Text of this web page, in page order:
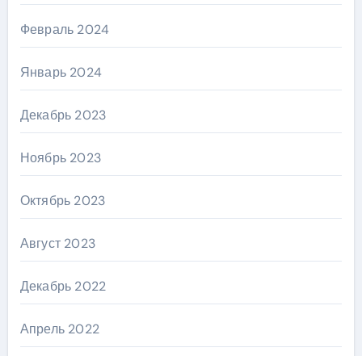
Февраль 2024
Январь 2024
Декабрь 2023
Ноябрь 2023
Октябрь 2023
Август 2023
Декабрь 2022
Апрель 2022